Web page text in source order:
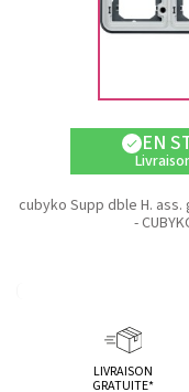
check EN
cubyko Supp dble H. ass.
-
LIVRAISON
GRATUITE*